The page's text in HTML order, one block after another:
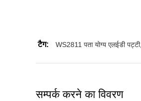
टैग:
WS2811 पता योग्य एलईडी पट्टी,
सम्पर्क करने का विवरण